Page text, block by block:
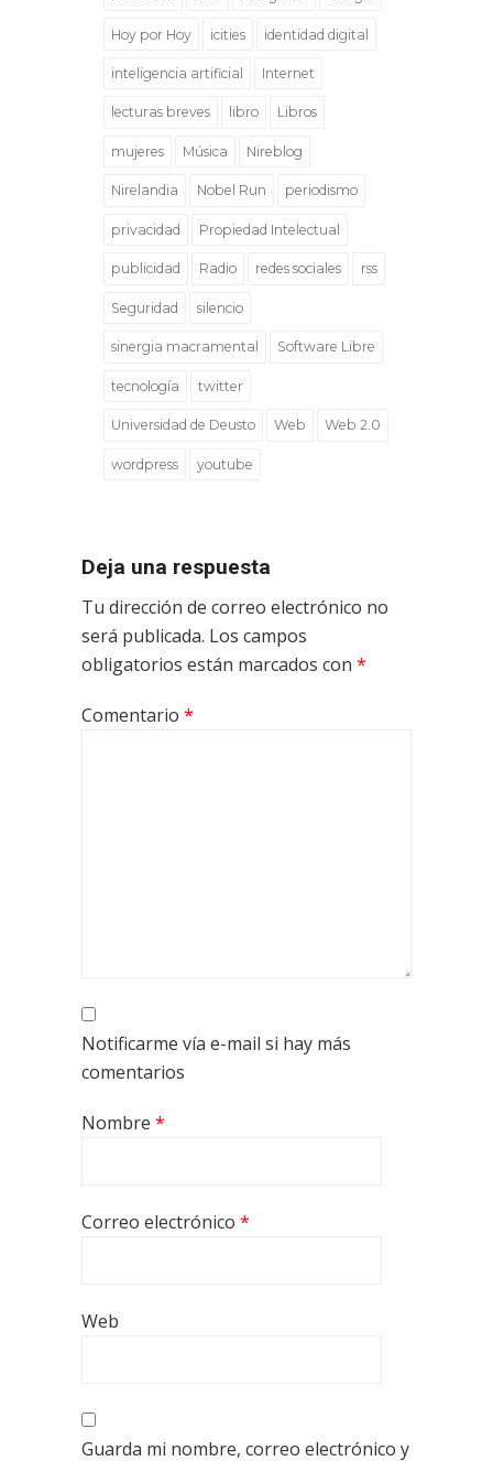
Hoy por Hoy icities identidad digital
inteligencia artificial Internet
lecturas breves libro Libros
mujeres Música Nireblog
Nirelandia Nobel Run periodismo
privacidad Propiedad Intelectual
publicidad Radio redes sociales rss
Seguridad silencio
sinergia macramental Software Libre
tecnología twitter
Universidad de Deusto Web Web 2.0
wordpress youtube
Deja una respuesta
Tu dirección de correo electrónico no
será publicada. Los campos
obligatorios están marcados con *
Comentario *
Notificarme vía e-mail si hay más
comentarios
Nombre *
Correo electrónico *
Web
Guarda mi nombre, correo electrónico y